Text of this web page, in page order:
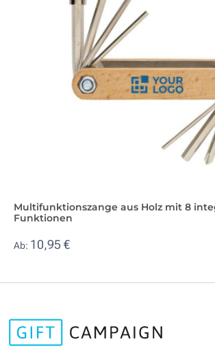
Multifunktionszange aus Holz mit 8
Funktionen
Ab: 10,95 €